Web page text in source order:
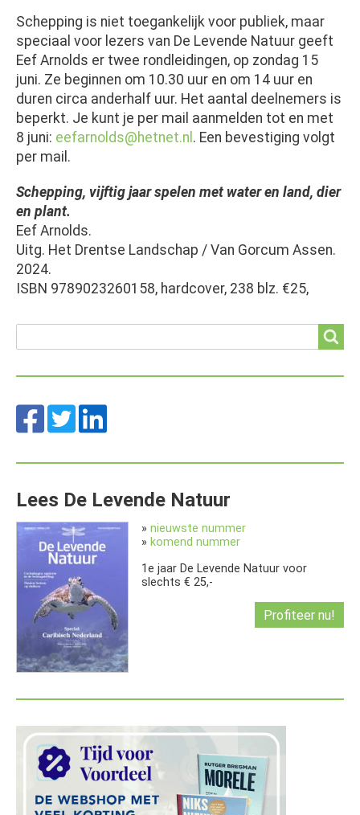
Schepping is niet toegankelijk voor publiek, maar
speciaal voor lezers van De Levende Natuur geeft
Eef Arnolds er twee rondleidingen, op zondag 15
juni. Ze beginnen om 10.30 uur en om 14 uur en
duren circa anderhalf uur. Het aantal deelnemers is
beperkt. Je kunt je per mail aanmelden tot en met
8 juni: eefarnolds@hetnet.nl . Een bevestiging volgt
per mail.
Schepping, vijftig jaar spelen met water en land, dier
en plant.
Eef Arnolds.
Uitg. Het Drentse Landschap / Van Gorcum Assen.
2024.
ISBN 9789023260158, hardcover, 238 blz. €25,
Lees De Levende Natuur
» nieuwste nummer
» komend nummer
1e jaar De Levende Natuur voor
slechts € 25,-
Profiteer nu!